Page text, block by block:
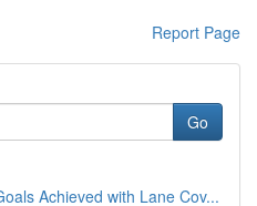
Report Page
Go
Achieved with Lane Cov...